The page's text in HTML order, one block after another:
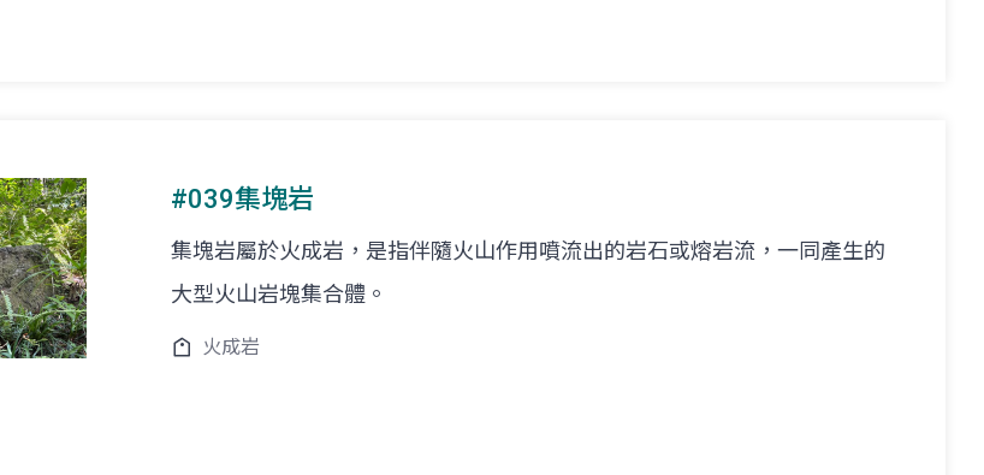
#039集塊岩
集塊岩屬於火成岩，是指伴隨火山作用噴流出的岩石或熔岩流，一同產生的
大型火山岩塊集合體。
火成岩